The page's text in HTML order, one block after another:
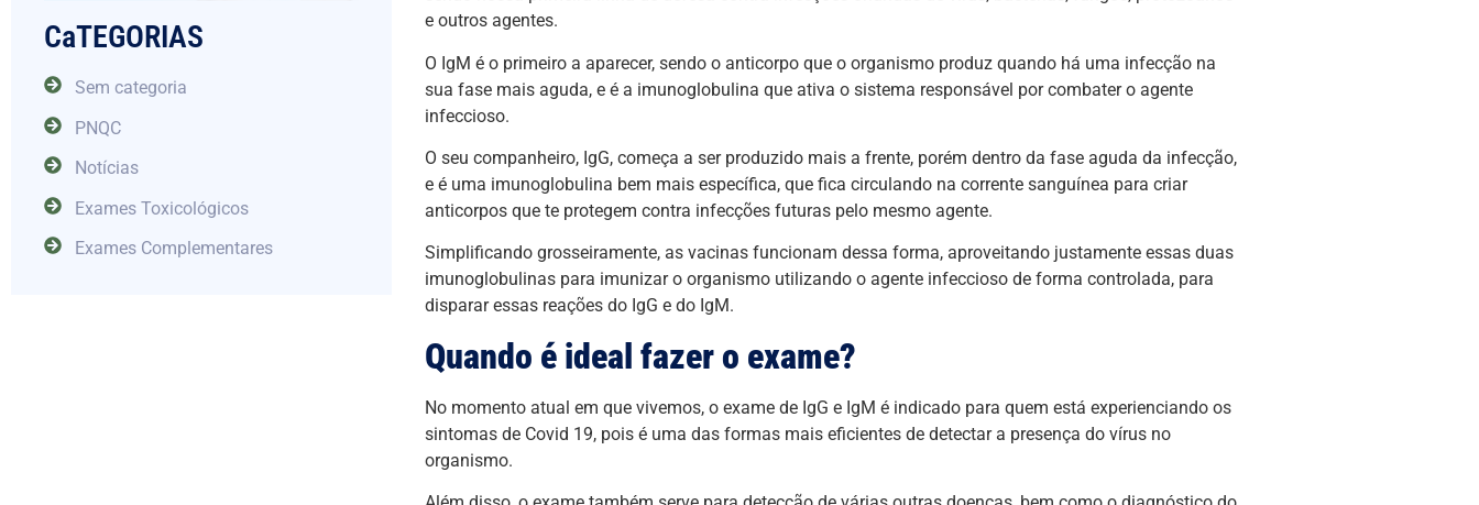
CaTEGORIAS
Sem categoria
PNQC
Notícias
Exames Toxicológicos
Exames Complementares
e outros agentes.
O IgM é o primeiro a aparecer, sendo o anticorpo que o organismo produz quando há uma infecção na
sua fase mais aguda, e é a imunoglobulina que ativa o sistema responsável por combater o agente
infeccioso.
O seu companheiro, IgG, começa a ser produzido mais a frente, porém dentro da fase aguda da infecção,
e é uma imunoglobulina bem mais específica, que fica circulando na corrente sanguínea para criar
anticorpos que te protegem contra infecções futuras pelo mesmo agente.
Simplificando grosseiramente, as vacinas funcionam dessa forma, aproveitando justamente essas duas
imunoglobulinas para imunizar o organismo utilizando o agente infeccioso de forma controlada, para
disparar essas reações do IgG e do IgM.
Quando é ideal fazer o exame?
No momento atual em que vivemos, o exame de IgG e IgM é indicado para quem está experienciando os
sintomas de Covid 19, pois é uma das formas mais eficientes de detectar a presença do vírus no
organismo.